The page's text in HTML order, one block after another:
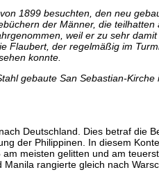
1899 besuchten, den neu
der Männer, die teilhatten
weil er zu sehr damit
Flaubert, der regelmäßig im
konnte.
gebaute San Sebastian-Kirche
Deutschland. Dies betraf die
der Philippinen. In diesem
meisten gelitten und am
rangierte gleich nach